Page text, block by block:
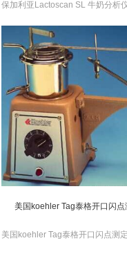
美国koehler Tag泰格开口闪点